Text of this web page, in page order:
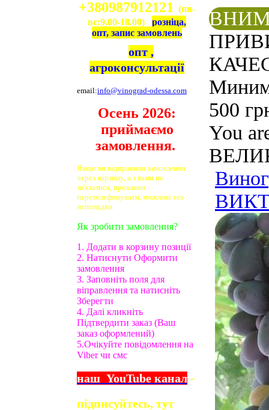
+380987912121 (пн-
вс:9.00-18.00) розніца,
опт, запис замовлень
опт ,
агроконсультації
email:info@vinograd-odessa.com
Осень 2026:
приймаємо
замовлення.
Якщо ви відправили замовлення
через корзину, а з вами не
зв'язалися, прохання
перетелефонувати, можливі тех.
неполадки.
Як зробити замовлення?
1. Додати в корзину позиції
2. Натиснути Оформити
замовлення
3. Заповніть поля для
віправлення та натисніть
Зберегти
4. Далі кликніть
Підтвердити заказ (Ваш
заказ оформлений)
5.Очікуйте повідомлення на
Viber чи смс
наш YouTube канал -
підписуйтесь, тут
500
You